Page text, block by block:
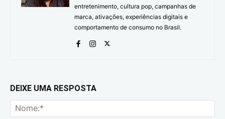
entretenimento, cultura pop, campanhas de
marca, ativações, experiências digitais e
comportamento de consumo no Brasil.
DEIXE UMA RESPOSTA